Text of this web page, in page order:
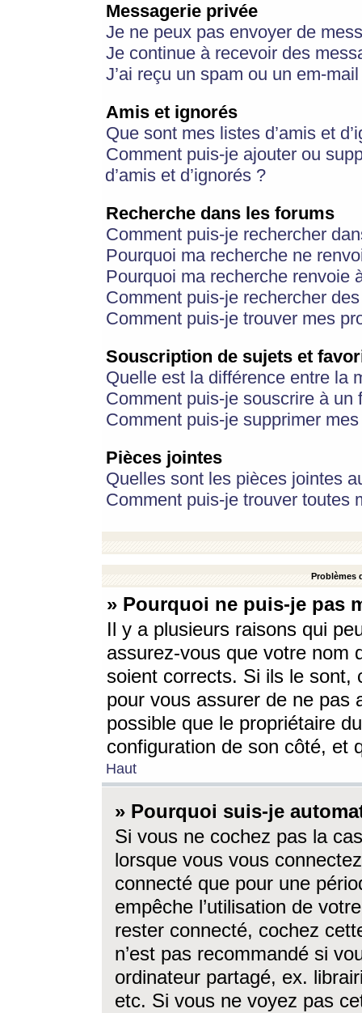
Messagerie privée
Je ne peux pas envoyer de
Je continue à recevoir des
J’ai reçu un spam ou un em-
Amis et ignorés
Que sont mes listes d’amis et
Comment puis-je ajouter ou
d’amis et d’ignorés ?
Recherche dans les forums
Comment puis-je rechercher
Pourquoi ma recherche ne
Pourquoi ma recherche renvoie
Comment puis-je rechercher
Comment puis-je trouver mes
Souscription de sujets et
Quelle est la différence entre la
Comment puis-je souscrire à
Comment puis-je supprimer
Pièces jointes
Quelles sont les pièces jointes
Comment puis-je trouver toutes
Problèmes
» Pourquoi ne puis-je pas
Il y a plusieurs raisons qui
assurez-vous que votre nom
soient corrects. Si ils le sont,
pour vous assurer de ne pas
possible que le propriétaire
configuration de son côté, et
Haut
» Pourquoi suis-je
Si vous ne cochez pas la
lorsque vous vous
connecté que pour une
empêche l’utilisation de
rester connecté, cochez
n’est pas recommandé si
ordinateur partagé, ex.
etc. Si vous ne voyez pas